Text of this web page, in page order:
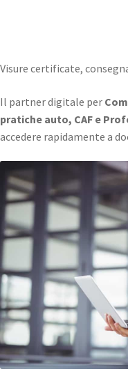
Visure certificate,
Il partner digitale per
pratiche auto, CAF e
accedere rapidamente a